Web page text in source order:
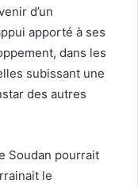
d’un
apporté à ses
dans les
subissant une
des autres
Soudan pourrait
le